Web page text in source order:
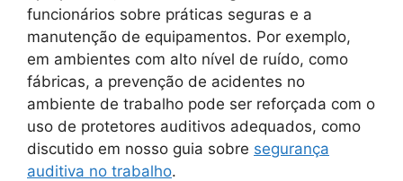
funcionários sobre práticas seguras e a
manutenção de equipamentos. Por exemplo,
em ambientes com alto nível de ruído, como
fábricas, a prevenção de acidentes no
ambiente de trabalho pode ser reforçada com o
uso de protetores auditivos adequados, como
discutido em nosso guia sobre segurança
auditiva no trabalho.